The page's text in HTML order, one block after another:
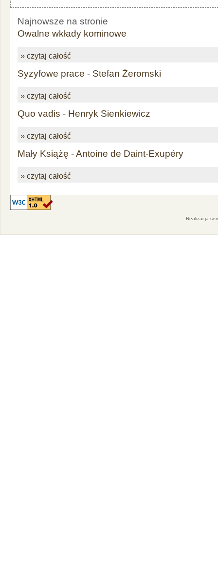
Najnowsze na stronie
Owalne wkłady kominowe
» czytaj całość
Syzyfowe prace - Stefan Żeromski
» czytaj całość
Quo vadis - Henryk Sienkiewicz
» czytaj całość
Mały Książę - Antoine de Daint-Exupéry
» czytaj całość
Realizacja